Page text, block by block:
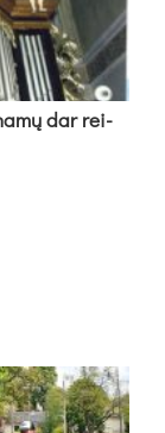
dar rei­